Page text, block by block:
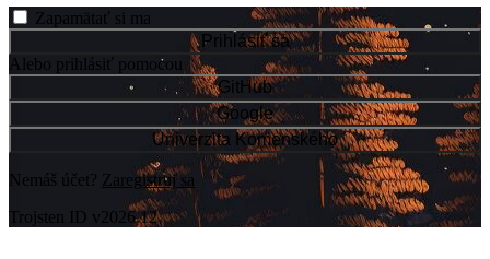
Zapamätať si ma
Prihlásiť sa
Alebo prihlásiť pomocou
GitHub
Google
Univerzita Komenského
Nemáš účet? Zaregistruj sa
Trojsten ID v2026.12